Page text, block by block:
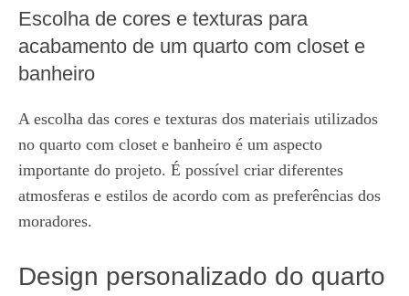
Escolha de cores e texturas para
acabamento de um quarto com closet e
banheiro
A escolha das cores e texturas dos materiais utilizados
no quarto com closet e banheiro é um aspecto
importante do projeto. É possível criar diferentes
atmosferas e estilos de acordo com as preferências dos
moradores.
Design personalizado do quarto